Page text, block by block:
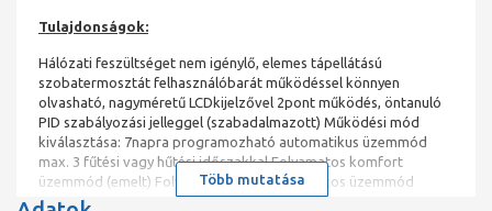
Tulajdonságok:
Hálózati feszültséget nem igénylő, elemes tápellátású
szobatermosztát felhasználóbarát működéssel könnyen
olvasható, nagyméretű LCDkijelzővel 2pont működés, öntanuló
PID szabályozási jelleggel (szabadalmazott) Működési mód
kiválasztása: 7napra programozható automatikus üzemmód
max. 3 fűtési vagy hűtési időszakkal Folyamatos komfort
üzemmód (emelt) Folyamatos energiatakarékos üzemmód
Fagyvédelem illetve túlfűtés elleni védelem Egyedi nap (24órás
Több mutatása